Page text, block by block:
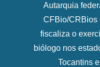
Autarquia
CFBio/CRBios
fiscaliza o
biólogo nos
Tocantins